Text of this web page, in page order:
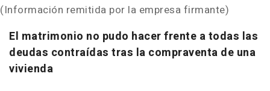
(Información remitida por la empresa firmante)
El matrimonio no pudo hacer frente a todas las
deudas contraídas tras la compraventa de una
vivienda